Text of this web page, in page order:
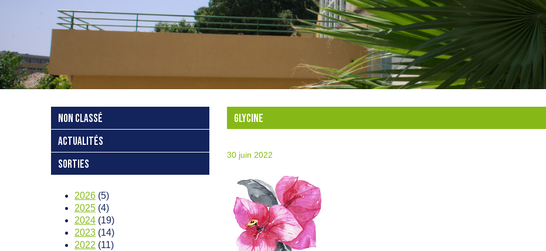
NON CLASSÉ
ACTUALITÉS
SORTIES
2026 (5)
2025 (4)
2024 (19)
2023 (14)
2022 (11)
GLYCINE
30 juin 2022